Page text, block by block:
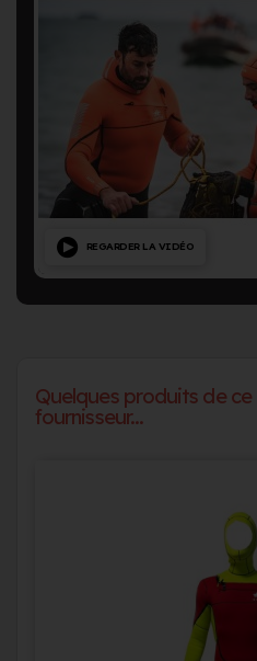
REGARDER LA VIDÉO
Quelques produits de ce
fournisseur...